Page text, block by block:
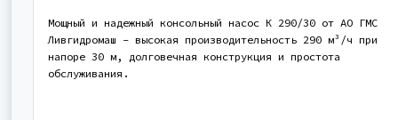
Мощный и надежный консольный насос К 290/30 от АО ГМС
Ливгидромаш - высокая производительность 290 м³/ч при
напоре 30 м, долговечная конструкция и простота
обслуживания.